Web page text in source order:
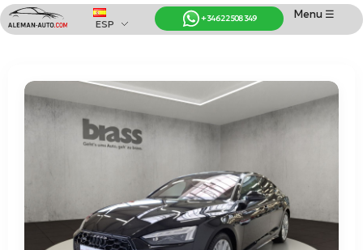
Coches de Alemania
Importación de Coches de Alemania
Menu ☰
+34 622 508 349
ESP